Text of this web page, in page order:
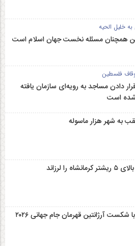
خلیل الحیه
همچنان مسئله نخست جهان اسلام است
فلسطین
دادن مساجد به رویه‌ای سازمان‌ یافته
شده است
به شهر هزار ماسوله
اسپانیا با شکست آرژانتین قهرمان جام جهانی ۲۰۲۶